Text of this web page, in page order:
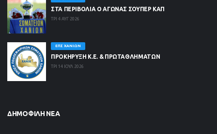
ΣΤΑ ΠΕΡΙΒΟΛΙΑ Ο ΑΓΩΝΑΣ ΣΟΥΠΕΡ ΚΑΠ
ΤΡΙ 4 ΑΥΓ 2026
ΕΠΣ ΧΑΝΊΩΝ
ΠΡΟΚΗΡΥΞΗ Κ.Ε. & ΠΡΩΤΑΘΛΗΜΑΤΩΝ
ΤΡΙ 14 ΙΟΥΛ 2026
ΔΗΜΟΦΙΛΉ ΝΈΑ